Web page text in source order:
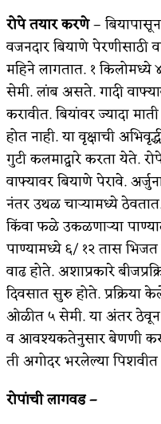
रोपे तयार करणे–
वजनदार बियाणे पेरणीसाठी
महिने लागतात. १
सेमी. लांब असते. गादी
करावीत. बियांवर ज्यादा
होत नाही. या वृक्षाची
गुटी कलमाद्वारे करता येते.
वाफ्यावर बियाणे पेरावे.
नंतर उथळ चाऱ्यामध्ये
किंवा फळे उकळणाऱ्या
पाण्यामध्ये ६/ १२ तास
वाढ होते. अशाप्रकारे
दिवसात सुरु होते. प्रक्रिया
ओळीत ५ सेमी. या अंतर ठेवून
व आवश्यकतेनुसार बेणणी
ती अगोदर भरलेल्या
रोपांची लागवड –